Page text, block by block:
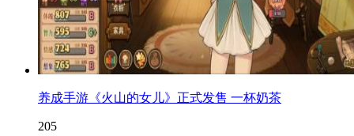
养成手游《火山的女儿》正式发售 一杯奶茶
205